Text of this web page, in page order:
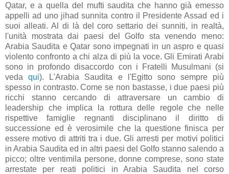
Qatar, e a quella del mufti saudita che hanno già emesso
appelli ad uno jihad sunnita contro il Presidente Assad ed i
suoi alleati. Al di là del coro settario dei sunniti, in realtà,
l'unità mostrata dai paesi del Golfo sta venendo meno:
Arabia Saudita e Qatar sono impegnati in un aspro e quasi
violento confronto a chi alza di più la voce. Gli Emirati Arabi
sono in profondo disaccordo con i Fratelli Musulmani (si
vedaqui). L'Arabia Saudita e l'Egitto sono sempre più
spesso in contrasto. Come se non bastasse, i due paesi più
ricchi stanno cercando di attraversare un cambio di
leadership che implica la rottura delle regole che nelle
rispettive famiglie regnanti disciplinano il diritto di
successione ed è verosimile che la questione finisca per
essere motivo di attriti tra i due. Gli arresti per motivi politici
in Arabia Saudita ed in altri paesi del Golfo stanno salendo a
picco; oltre ventimila persone, donne comprese, sono state
arrestate per reati politici in Arabia Saudita nel corso